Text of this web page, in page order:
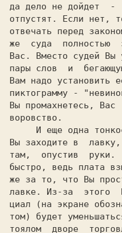
да дело не дойдет  -
отпустят. Если нет,
отвечать перед
же  суда  полностью
Вас. Вместо судей Вы
пары слов  и
Вам надо установить
пиктограмму -
Вы промахнетесь,
воровство.
Вы заходите в
там,  опустив  руки.
быстро, ведь плата
же за то, что Вы
лавке. Из-за  этого
циал (на экране
том) будет
тоялом  дворе